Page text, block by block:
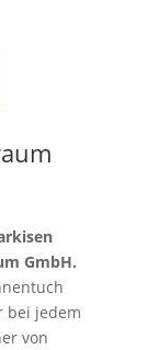
GmbH.
bei jedem
von